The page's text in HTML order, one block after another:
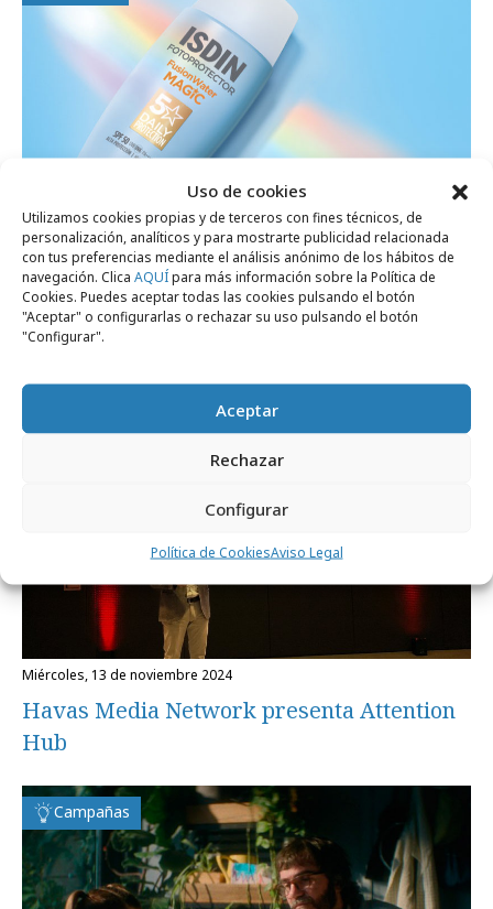
Uso de cookies
Utilizamos cookies propias y de terceros con fines técnicos, de
personalización, analíticos y para mostrarte publicidad relacionada
con tus preferencias mediante el análisis anónimo de los hábitos de
navegación. Clica AQUÍpara más información sobre la Política de
Cookies. Puedes aceptar todas las cookies pulsando el botón
"Aceptar" o configurarlas o rechazar su uso pulsando el botón
"Configurar".
Aceptar
Rechazar
Configurar
Política de CookiesAviso Legal
lunes, 14 de abril 2025
Havas Media Network gestionará la
cuenta de ISDIN
miércoles, 13 de noviembre 2024
Havas Media Network presenta Attention
Hub
Campañas